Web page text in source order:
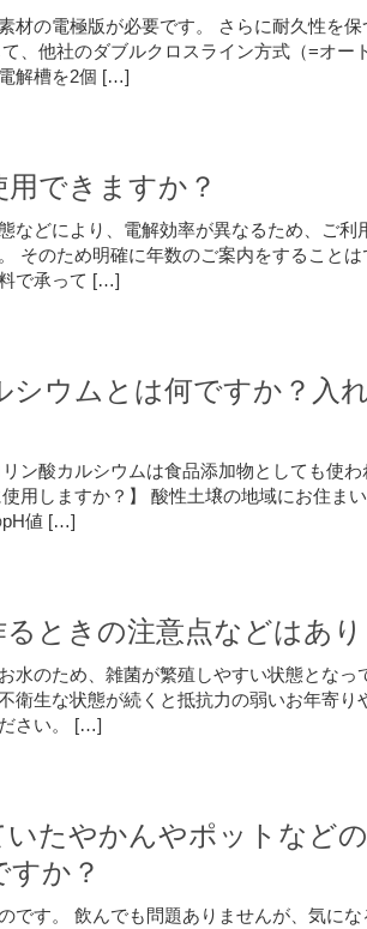
材の電極版が必要です。 さらに耐久性を
、他社のダブルクロスライン方式（=オー
解槽を2個 […]
できますか？
などにより、電解効率が異なるため、ご利
そのため明確に年数のご案内をすること
で承って […]
シウムとは何ですか？入
ン酸カルシウムは食品添加物としても使
用しますか？】 酸性土壌の地域にお住ま
pH値 […]
ときの注意点などはあり
水のため、雑菌が繁殖しやすい状態となっ
衛生な状態が続くと抵抗力の弱いお年寄り
さい。 […]
たやかんやポットなど
か？
です。 飲んでも問題ありませんが、気にな